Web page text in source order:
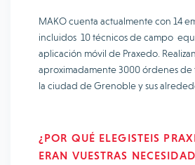
MAKO cuenta actualmente con 14
incluidos 10 técnicos de campo
aplicación móvil de Praxedo. Realizan
aproximadamente 3000 órdenes de
la ciudad de Grenoble y sus
¿POR QUÉ ELEGISTEIS
ERAN VUESTRAS